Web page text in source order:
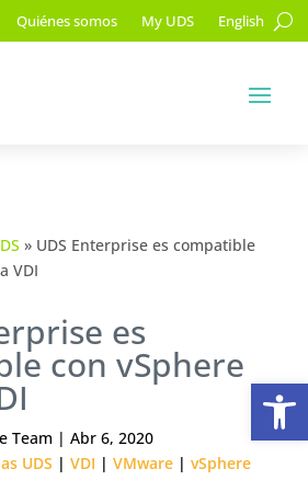
Quiénes somos My UDS English
» UDS Enterprise es compatible
VDI
es
con vSphere
Team | Abr 6, 2020
UDS | VDI | VMware| vSphere